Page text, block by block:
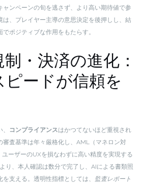
ャンペーンの旬を逃さず、より高い期待値で参
は、プレイヤー主導の意思決定を後押しし、結
ポジティブな作用をもたらす。
・決済の進化：
ピードが信頼を
コンプライアンスはかつてないほど重視され
審査基準は年々厳格化し、AML（マネロン対
ーザーのUXを損なわずに高い精度を実現する
り、本人確認は数分で完了し、AIによる書類照
支える。透明性指標としては、
監査レポート